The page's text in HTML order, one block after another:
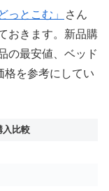
っとこむ」
さん
おきます。新品購
の最安値、ベッド
格を参考にしてい
入比較